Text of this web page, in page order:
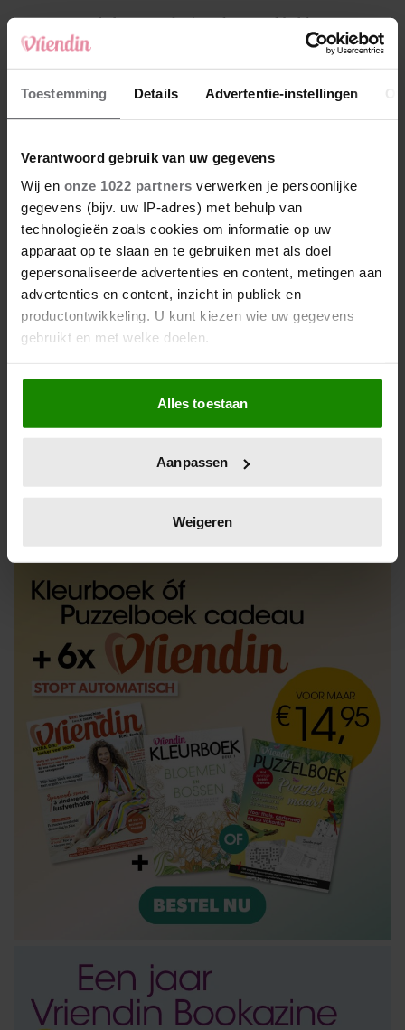
Toestemming Details Advertentie-instellingen
Verantwoord gebruik van uw gegevens
Wij en onze 1022 partners verwerken je persoonlijke
gegevens (bijv. uw IP-adres) met behulp van
technologieën zoals cookies om informatie op uw
apparaat op te slaan en te gebruiken met als doel
gepersonaliseerde advertenties en content, metingen aan
advertenties en content, inzicht in publiek en
productontwikkeling. U kunt kiezen wie uw gegevens
gebruikt en met welke doelen.
Als u het toestaat, willen we ook graag:
Informatie verzamelen over uw geografische
locatie, die tot een paar meter nauwkeurig kan zijn
scannen op specifieke eigenschappen (fingerprinting)
verwerkt en stel uw voorkeuren in het
intrekken in de Cookieverklaring.
We gebruiken cookies om content en advertenties te
personaliseren, om functies voor social media te bieden
en om ons websiteverkeer te analyseren. Ook delen we
informatie over uw gebruik van onze site met onze
partners voor social media, adverteren en analyse. Deze
partners kunnen deze gegevens combineren met andere
informatie die u aan ze heeft verstrekt of die ze hebben
verzameld op basis van uw gebruik van hun services. U
gaat akkoord met onze cookies als u onze website blijft
gebruiken.
Alles toestaan
Aanpassen
Weigeren
4 Makelaar Mandy: ‘Vrijdagavond belde Bart.
Hij sprak eng kalm’
5 Makelaar Mandy: ‘Judith typt… En deze keer
durf ik bijna niet te lezen wat er komt’
Nieuw